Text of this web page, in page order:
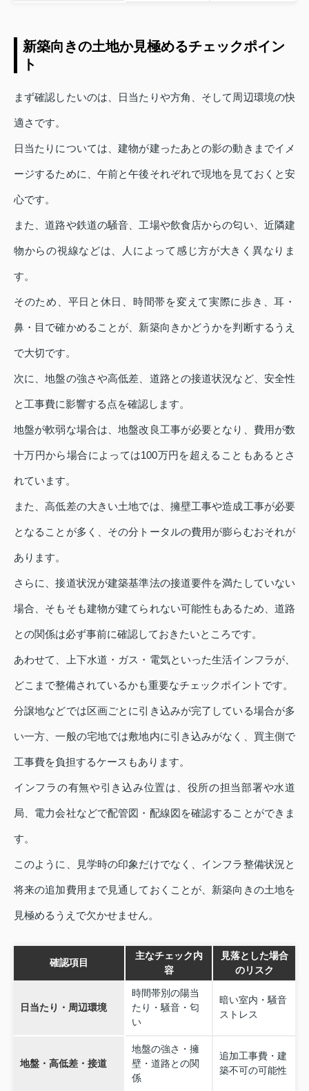
新築向きの土地か見極めるチェックポイン
ト
まず確認したいのは、日当たりや方角、そして周辺環境の快
適さです。
日当たりについては、建物が建ったあとの影の動きまでイメ
ージするために、午前と午後それぞれで現地を見ておくと安
心です。
また、道路や鉄道の騒音、工場や飲食店からの匂い、近隣建
物からの視線などは、人によって感じ方が大きく異なりま
す。
そのため、平日と休日、時間帯を変えて実際に歩き、耳・
鼻・目で確かめることが、新築向きかどうかを判断するうえ
で大切です。
次に、地盤の強さや高低差、道路との接道状況など、安全性
と工事費に影響する点を確認します。
地盤が軟弱な場合は、地盤改良工事が必要となり、費用が数
十万円から場合によっては100万円を超えることもあるとさ
れています。
また、高低差の大きい土地では、擁壁工事や造成工事が必要
となることが多く、その分トータルの費用が膨らむおそれが
あります。
さらに、接道状況が建築基準法の接道要件を満たしていない
場合、そもそも建物が建てられない可能性もあるため、道路
との関係は必ず事前に確認しておきたいところです。
あわせて、上下水道・ガス・電気といった生活インフラが、
どこまで整備されているかも重要なチェックポイントです。
分譲地などでは区画ごとに引き込みが完了している場合が多
い一方、一般の宅地では敷地内に引き込みがなく、買主側で
工事費を負担するケースもあります。
インフラの有無や引き込み位置は、役所の担当部署や水道
局、電力会社などで配管図・配線図を確認することができま
す。
このように、見学時の印象だけでなく、インフラ整備状況と
将来の追加費用まで見通しておくことが、新築向きの土地を
見極めるうえで欠かせません。
確認項目
主なチェック内
容
見落とした場合
のリスク
日当たり・周辺環境
時間帯別の陽当
たり・騒音・匂
い
暗い室内・騒音
ストレス
地盤・高低差・接道
地盤の強さ・擁
壁・道路との関
係
追加工事費・建
築不可の可能性